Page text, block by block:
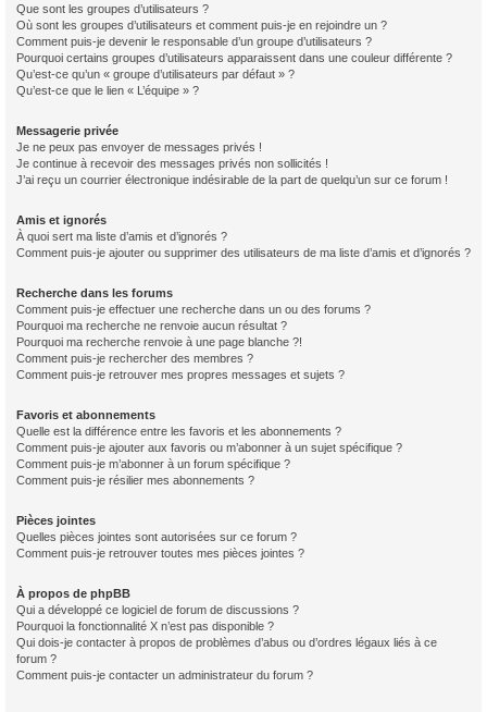
Que sont les groupes d’utilisateurs ?
Où sont les groupes d’utilisateurs et comment puis-je en rejoindre un ?
Comment puis-je devenir le responsable d’un groupe d’utilisateurs ?
Pourquoi certains groupes d’utilisateurs apparaissent dans une couleur différente ?
Qu’est-ce qu’un « groupe d’utilisateurs par défaut » ?
Qu’est-ce que le lien « L’équipe » ?
Messagerie privée
Je ne peux pas envoyer de messages privés !
Je continue à recevoir des messages privés non sollicités !
J’ai reçu un courrier électronique indésirable de la part de quelqu’un sur ce forum !
Amis et ignorés
À quoi sert ma liste d’amis et d’ignorés ?
Comment puis-je ajouter ou supprimer des utilisateurs de ma liste d’amis et d’ignorés ?
Recherche dans les forums
Comment puis-je effectuer une recherche dans un ou des forums ?
Pourquoi ma recherche ne renvoie aucun résultat ?
Pourquoi ma recherche renvoie à une page blanche ?!
Comment puis-je rechercher des membres ?
Comment puis-je retrouver mes propres messages et sujets ?
Favoris et abonnements
Quelle est la différence entre les favoris et les abonnements ?
Comment puis-je ajouter aux favoris ou m’abonner à un sujet spécifique ?
Comment puis-je m’abonner à un forum spécifique ?
Comment puis-je résilier mes abonnements ?
Pièces jointes
Quelles pièces jointes sont autorisées sur ce forum ?
Comment puis-je retrouver toutes mes pièces jointes ?
À propos de phpBB
Qui a développé ce logiciel de forum de discussions ?
Pourquoi la fonctionnalité X n’est pas disponible ?
Qui dois-je contacter à propos de problèmes d’abus ou d’ordres légaux liés à ce
forum ?
Comment puis-je contacter un administrateur du forum ?